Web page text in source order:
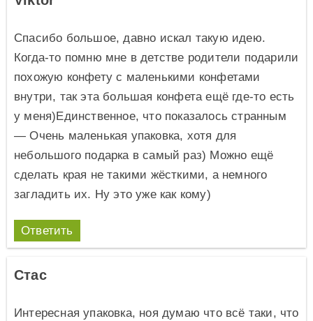
Спасибо большое, давно искал такую идею.
Когда-то помню мне в детстве родители подарили
похожую конфету с маленькими конфетами
внутри, так эта большая конфета ещё где-то есть
у меня)Единственное, что показалось странным
— Очень маленькая упаковка, хотя для
небольшого подарка в самый раз) Можно ещё
сделать края не такими жёсткими, а немного
загладить их. Ну это уже как кому)
Ответить
Стас
Интересная упаковка, ноя думаю что всё таки, что